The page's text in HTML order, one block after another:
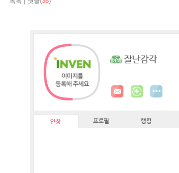
잘난감각
인장 프로필 랭킹